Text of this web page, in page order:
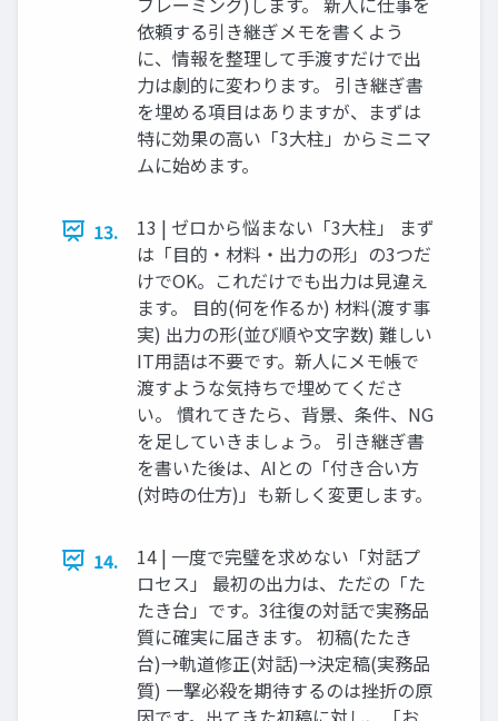
依頼する引き継ぎメモを書くよう
に、情報を整理して手渡すだけで出
力は劇的に変わります。 引き継ぎ書
を埋める項目はありますが、まずは
特に効果の高い「3大柱」からミニマ
ムに始めます。
13.
13 | ゼロから悩まない「3大柱」 まず
は「目的・材料・出力の形」の3つだ
けでOK。これだけでも出力は見違え
ます。 目的(何を作るか) 材料(渡す事
実) 出力の形(並び順や文字数) 難しい
IT用語は不要です。新人にメモ帳で
渡すような気持ちで埋めてくださ
い。 慣れてきたら、背景、条件、NG
を足していきましょう。 引き継ぎ書
を書いた後は、AIとの「付き合い方
(対時の仕方)」も新しく変更します。
14.
14 | 一度で完璧を求めない「対話プ
ロセス」 最初の出力は、ただの「た
たき台」です。3往復の対話で実務品
質に確実に届きます。 初稿(たたき
台)→軌道修正(対話)→決定稿(実務品
質) 一撃必殺を期待するのは挫折の原